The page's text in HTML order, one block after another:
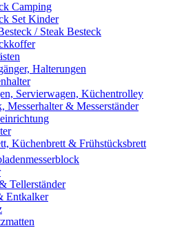
Camping
Set Kinder
/ Steak Besteck
Halterungen
Servierwagen, Küchentrolley
Messerhalter & Messerständer
Küchenbrett & Frühstücksbrett
Tellerständer
Entkalker